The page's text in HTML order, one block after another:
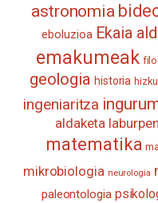
astronomia
eboluzioa Ekaia
emakumeak
geologia historia
ingeniaritza
aldaketa
matematika
mikrobiologia neurologia
paleontologia